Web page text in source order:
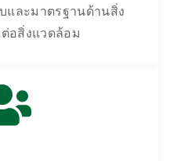
และมาตรฐานด้านสิ่ง
อสิ่งแวดล้อม